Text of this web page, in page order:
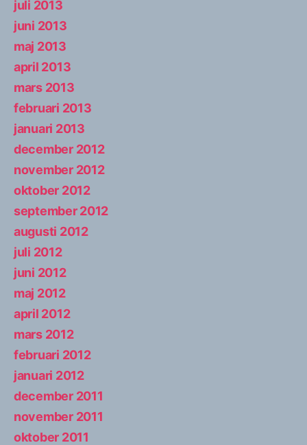
juli 2013
juni 2013
maj 2013
april 2013
mars 2013
februari 2013
januari 2013
december 2012
november 2012
oktober 2012
september 2012
augusti 2012
juli 2012
juni 2012
maj 2012
april 2012
mars 2012
februari 2012
januari 2012
december 2011
november 2011
oktober 2011